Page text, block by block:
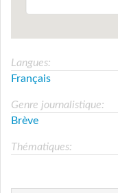
Langues:
Français
Genre journalistique:
Brève
Thématiques: